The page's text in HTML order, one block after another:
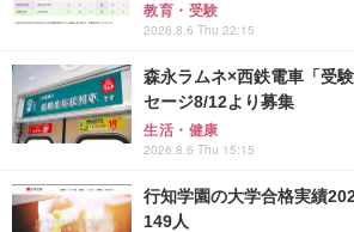
教育・受験
2026.8.6 Thu 22:15
森永ラムネ×西鉄電車「受
セージ8/12より募集
生活・健康
2026.8.6 Thu 15:15
行知学園の大学合格実績
149人